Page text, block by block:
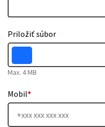
Priložiť súbor
Max. 4 MB
Mobil*